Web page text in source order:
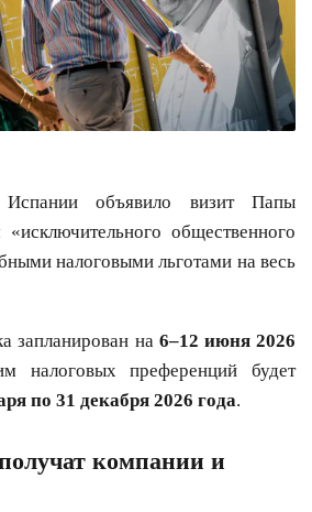
Испании объявило визит Папы
общественного
налоговыми льготами на весь
запланирован на 6–12 июня 2026
налоговых преференций будет
по 31 декабря 2026 года.
компании и